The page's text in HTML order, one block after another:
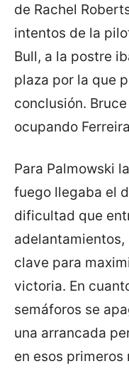
de Rachel
intentos de la
Bull, a la postre
plaza por la que
conclusión.
ocupando
Para Palmowski
fuego llegaba el
dificultad que
clave para
victoria. En
semáforos se
una arrancada
en esos